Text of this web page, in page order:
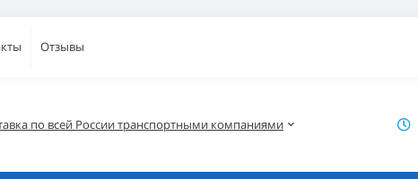
Отзывы
по всей России транспортными компаниями